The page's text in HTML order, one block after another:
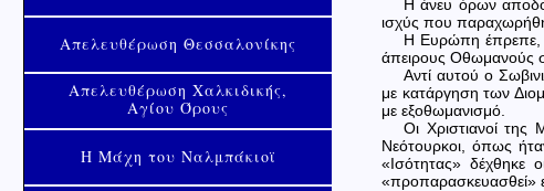
Απελευθέρωση Θεσσαλονίκης
Απελευθέρωση Χαλκιδικής,
Αγίου Όρους
Η Μάχη του Ναλμπάκιοϊ
Η άνευ όρων
ισχύς που
Η Ευρώπη έπρεπε,
άπειρους Οθωμανούς
Αντί αυτού ο
με κατάργηση των
με εξοθωμανισμό.
Οι Χριστιανοί
Νεότουρκοι, όπως
«Ισότητας» δέχθηκε
«προπαρασκευασθεί»